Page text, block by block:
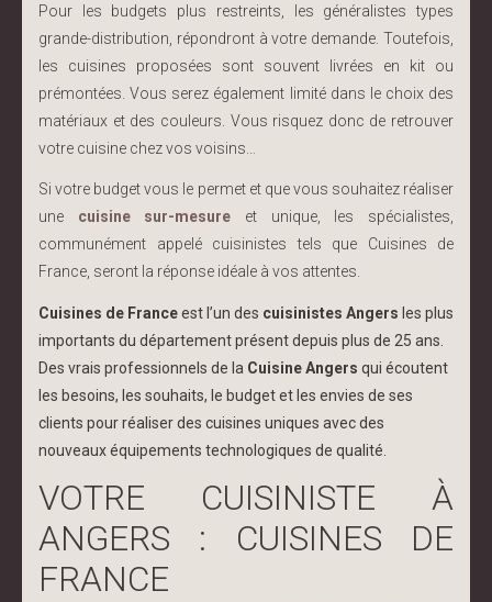
Pour les budgets plus restreints, les généralistes types
grande-distribution, répondront à votre demande. Toutefois,
les cuisines proposées sont souvent livrées en kit ou
prémontées. Vous serez également limité dans le choix des
matériaux et des couleurs. Vous risquez donc de retrouver
votre cuisine chez vos voisins...
Si votre budget vous le permet et que vous souhaitez réaliser
une cuisine sur-mesure et unique, les spécialistes,
communément appelé cuisinistes tels que Cuisines de
France, seront la réponse idéale à vos attentes.
Cuisines de Franceest l’un des cuisinistes Angers les plus
importants du département présent depuis plus de 25 ans.
Des vrais professionnels de la Cuisine Angers qui écoutent
les besoins, les souhaits, le budget et les envies de ses
clients pour réaliser des cuisines uniques avec des
nouveaux équipements technologiques de qualité.
VOTRE CUISINISTE À
ANGERS : CUISINES DE
FRANCE